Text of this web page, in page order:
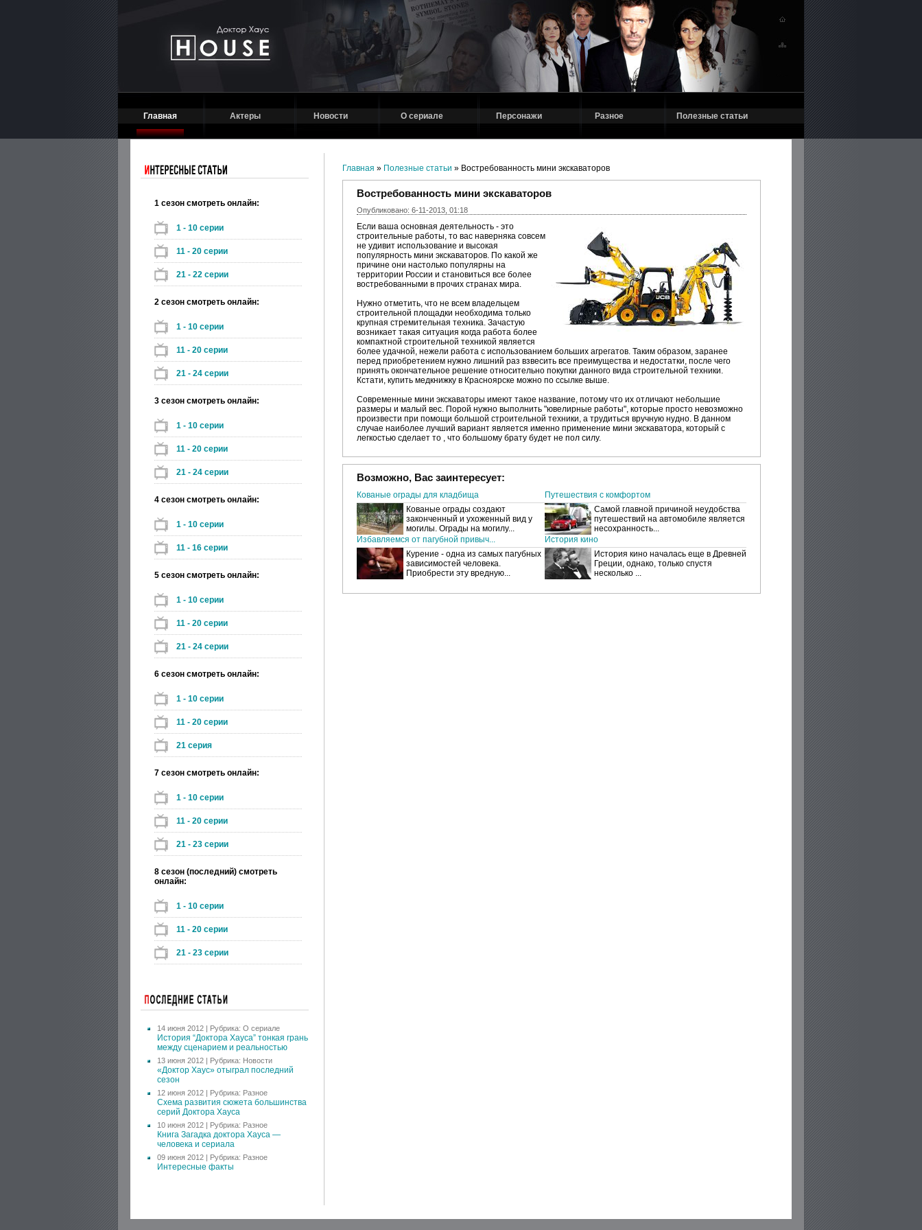
Главная Актеры Новости О сериале Персонажи Разное Полезные статьи
1 сезон смотреть онлайн:
1 - 10 серии
11 - 20 серии
21 - 22 серии
2 сезон смотреть онлайн:
1 - 10 серии
11 - 20 серии
21 - 24 серии
3 сезон смотреть онлайн:
1 - 10 серии
11 - 20 серии
21 - 24 серии
4 сезон смотреть онлайн:
1 - 10 серии
11 - 16 серии
5 сезон смотреть онлайн:
1 - 10 серии
11 - 20 серии
21 - 24 серии
6 сезон смотреть онлайн:
1 - 10 серии
11 - 20 серии
21 серия
7 сезон смотреть онлайн:
1 - 10 серии
11 - 20 серии
21 - 23 серии
8 сезон (последний) смотреть
онлайн:
1 - 10 серии
11 - 20 серии
21 - 23 серии
14 июня 2012 | Рубрика: О сериале
История “Доктора Хауса” тонкая грань
между сценарием и реальностью
13 июня 2012 | Рубрика: Новости
«Доктор Хаус» отыграл последний
сезон
12 июня 2012 | Рубрика: Разное
Схема развития сюжета большинства
серий Доктора Хауса
10 июня 2012 | Рубрика: Разное
Книга Загадка доктора Хауса —
человека и сериала
09 июня 2012 | Рубрика: Разное
Интересные факты
Главная » Полезные статьи » Востребованность мини экскаваторов
Востребованность мини экскаваторов
Опубликовано: 6-11-2013, 01:18
Если ваша основная деятельность - это
строительные работы, то вас наверняка совсем
не удивит использование и высокая
популярность мини экскаваторов. По какой же
причине они настолько популярны на
территории России и становиться все более
востребованными в прочих странах мира.
Нужно отметить, что не всем владельцем
строительной площадки необходима только
крупная стремительная техника. Зачастую
возникает такая ситуация когда работа более
компактной строительной техникой является
более удачной, нежели работа с использованием больших агрегатов. Таким образом, заранее
перед приобретением нужно лишний раз взвесить все преимущества и недостатки, после чего
принять окончательное решение относительно покупки данного вида строительной техники.
Кстати, купить медкнижку в Красноярске можно по ссылке выше.
Современные мини экскаваторы имеют такое название, потому что их отличают небольшие
размеры и малый вес. Порой нужно выполнить "ювелирные работы", которые просто невозможно
произвести при помощи большой строительной техники, а трудиться вручную нудно. В данном
случае наиболее лучший вариант является именно применение мини экскаватора, который с
легкостью сделает то , что большому брату будет не пол силу.
Возможно, Вас заинтересует:
Кованые ограды для кладбища
Кованые ограды создают
законченный и ухоженный вид у
могилы. Ограды на могилу...
Путешествия с комфортом
Самой главной причиной неудобства
путешествий на автомобиле является
несохранность...
Избавляемся от пагубной привыч...
Курение - одна из самых пагубных
зависимостей человека.
Приобрести эту вредную...
История кино
История кино началась еще в Древней
Греции, однако, только спустя
несколько ...